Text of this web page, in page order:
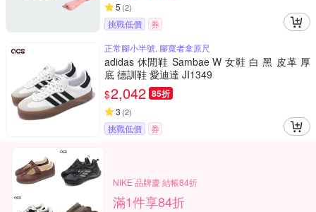
5 (2)
挑戰低價
券
正常腳小半號, 腳寬者拿原尺
adidas 休閒鞋 Sambae W 女鞋 白 黑 皮革 厚
底 德訓鞋 愛迪達 JI1349
$2,042 85折
3 (2)
挑戰低價 券
NIKE 品牌慶 結帳84折
滿1件享84折